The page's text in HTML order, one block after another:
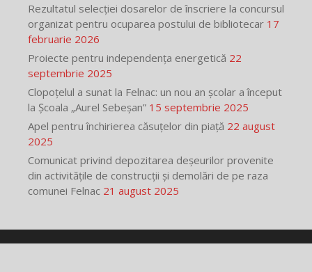
Rezultatul selecției dosarelor de înscriere la concursul
organizat pentru ocuparea postului de bibliotecar 17
februarie 2026
Proiecte pentru independența energetică 22
septembrie 2025
Clopoțelul a sunat la Felnac: un nou an școlar a început
la Școala „Aurel Sebeșan” 15 septembrie 2025
Apel pentru închirierea căsuțelor din piață 22 august
2025
Comunicat privind depozitarea deșeurilor provenite
din activitățile de construcții și demolări de pe raza
comunei Felnac 21 august 2025